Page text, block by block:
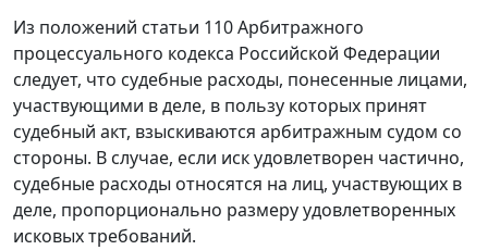
Из положений статьи 110Арбитражного
процессуального кодекса Российской Федерации
следует, что судебные расходы, понесенные лицами,
участвующими в деле, в пользу которых принят
судебный акт, взыскиваются арбитражным судом со
стороны. В случае, если иск удовлетворен частично,
судебные расходы относятся на лиц, участвующих в
деле, пропорционально размеру удовлетворенных
исковых требований.